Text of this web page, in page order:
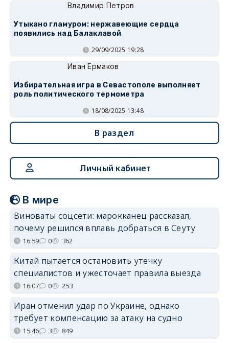
Владимир Петров
Утыкано гламуром: нержавеющие сердца
появились над Балаклавой
29/09/2025 19:28
Иван Ермаков
Избирательная игра в Севастополе выполняет
роль политического термометра
18/08/2025 13:48
В раздел
Личный кабинет
В мире
Виноваты соцсети: марокканец рассказал,
почему решился вплавь добраться в Сеуту
16:59 0 362
Китай пытается остановить утечку
специалистов и ужесточает правила выезда
16:07 0 253
Иран отменил удар по Украине, однако
требует компенсацию за атаку на судно
15:46 3 849